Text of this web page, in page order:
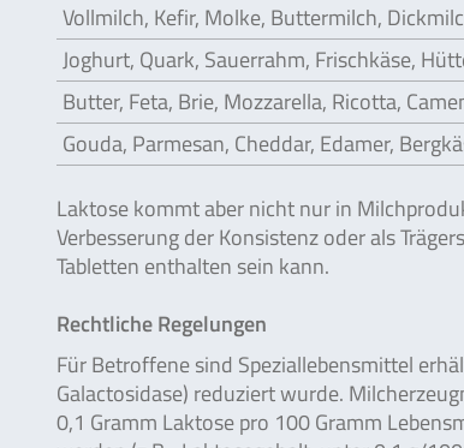
Vollmilch, Kefir, Molke, Buttermilch,
Joghurt, Quark, Sauerrahm, Frischkäse,
Butter, Feta, Brie, Mozzarella, Ricotta,
Gouda, Parmesan, Cheddar, Edamer,
Laktose kommt aber nicht nur in
Verbesserung der Konsistenz oder als
Tabletten enthalten sein kann.
Rechtliche Regelungen
Für Betroffene sind Speziallebensmittel
Galactosidase) reduziert wurde.
0,1 Gramm Laktose pro 100 Gramm